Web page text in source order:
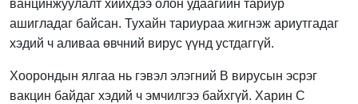
ванцинжуулалт хийхдээ олон удаагийн тариур
ашигладаг байсан. Тухайн тариураа жигнэж ариутгадаг
хэдий ч аливаа өвчний вирус үүнд устдаггүй.
Хоорондын ялгаа нь гэвэл элэгний В вирусын эсрэг
вакцин байдаг хэдий ч эмчилгээ байхгүй. Харин С